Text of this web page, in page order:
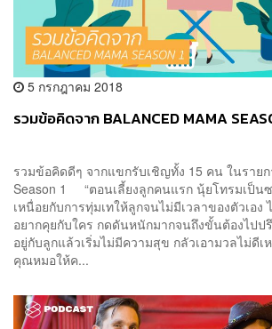
5 กรกฎาคม 2018
รวมข้อคิดจาก BALANCED MAMA
รวมข้อคิดดีๆ จากแขกรับเชิญทั้ง 15 คน ในรายก
Season 1 “ตอนเลี้ยงลูกคนแรก นุ้ยโทรมเป็นซ
เหนื่อยกับการทุ่มเทให้ลูกจนไม่มีเวลาของตัวเอง
อยากคุยกับใคร กดดันหนักมากจนถึงขั้นต้องไปป
อยู่กับลูกแล้วเริ่มไม่มีความสุข กลัวเอามวลไม่ดีเ
คุณหมอให้ค...